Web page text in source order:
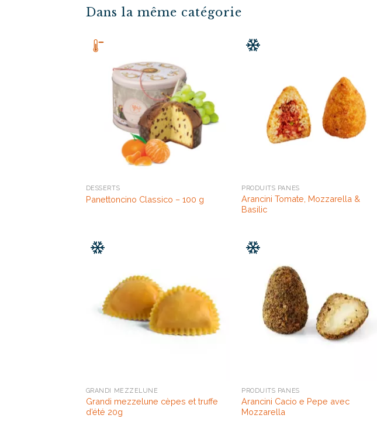
Dans la même catégorie
DESSERTS
Panettoncino Classico – 100 g
PRODUITS PANÉS
Arancini Tomate, Mozzarella &
Basilic
GRANDI MEZZELUNE
Grandi mezzelune cèpes et truffe
d’été 20g
PRODUITS PANÉS
Arancini Cacio e Pepe avec
Mozzarella